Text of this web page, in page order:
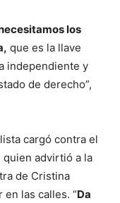
los
que es la llave
independiente y
de derecho”,
cargó contra el
quien advirtió a la
de Cristina
las calles. “Da